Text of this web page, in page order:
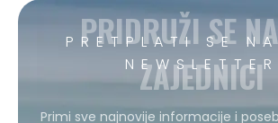
PRETPLATI SE
NEWSLETTER
PRIDRUŽI SE
ZAJEDNICI
Primi sve najnovije informacije i